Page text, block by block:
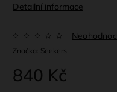
Detailní informace
Značka: Seekers
840 Kč